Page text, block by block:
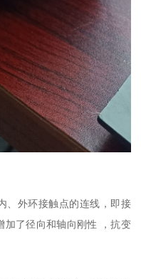
、外环接触点的连线，即接
加了径向和轴向刚性 ，抗变